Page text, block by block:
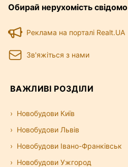
Обирай нерухомість свідомо
Реклама на порталі Realt.UA
Зв'яжіться з нами
ВАЖЛИВІ РОЗДІЛИ
Новобудови Київ
Новобудови Львів
Новобудови Івано-Франківськ
Новобудови Ужгород